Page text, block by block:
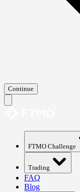
Continue
FTMO Challenge
Trading
FAQ
Blog